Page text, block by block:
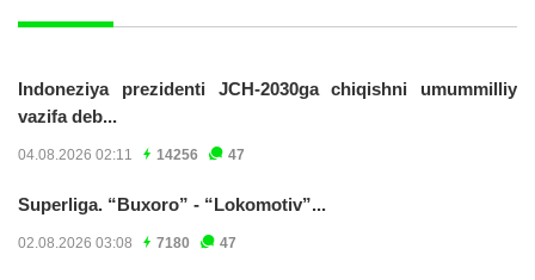
Indoneziya prezidenti JCH-2030ga chiqishni umummilliy
vazifa deb...
04.08.2026 02:11 14256 47
Superliga. “Buxoro” - “Lokomotiv”...
02.08.2026 03:08 7180 47